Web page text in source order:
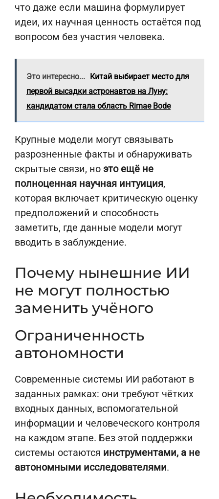
что даже если машина формулирует
идеи, их научная ценность остаётся под
вопросом без участия человека.
Это интересно... Китай выбирает место для
первой высадки астронавтов на Луну:
кандидатом стала область Rimae Bode
Крупные модели могут связывать
разрозненные факты и обнаруживать
скрытые связи, но это ещё не
полноценная научная интуиция,
которая включает критическую оценку
предположений и способность
заметить, где данные модели могут
вводить в заблуждение.
Почему нынешние ИИ
не могут полностью
заменить учёного
Ограниченность
автономности
Современные системы ИИ работают в
заданных рамках: они требуют чётких
входных данных, вспомогательной
информации и человеческого контроля
на каждом этапе. Без этой поддержки
системы остаются инструментами, а не
автономными исследователями.